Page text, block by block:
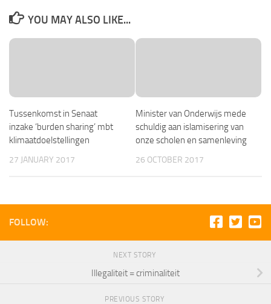
YOU MAY ALSO LIKE...
Tussenkomst in Senaat
inzake ‘burden sharing’ mbt
klimaatdoelstellingen
27 JANUARY 2017
Minister van Onderwijs mede
schuldig aan islamisering van
onze scholen en samenleving
26 OCTOBER 2017
FOLLOW:
NEXT STORY
Illegaliteit = criminaliteit
PREVIOUS STORY